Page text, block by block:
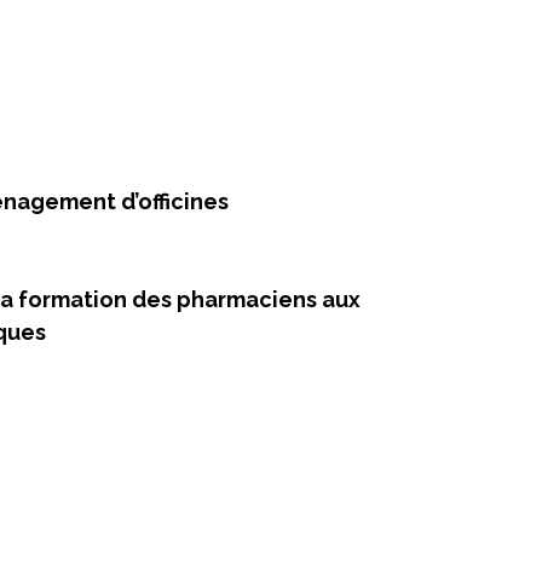
d’officines
formation des pharmaciens aux